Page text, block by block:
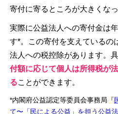
寄付に寄るところが大きくなっ
実際に公益法人への寄付金は
す*。この寄付を支えているの
法人への税控除があります。
付額に応じて個人は所得税が
ることができます。
*内閣府公益認定等委員会事務局『
て〜「民による公益」を担う公益